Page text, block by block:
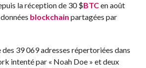
la réception de 30$BTCen août
blockchain partagées par
des 39 069 adresses répertoriées dans
intenté par « Noah Doe » et deux